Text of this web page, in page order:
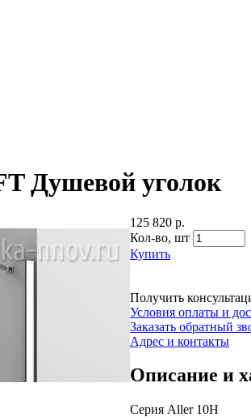
Душевой уголок
125 820 р.
Кол-во, шт
Купить
Получить
Условия оплаты и
Заказать обратный
Адрес и контакты
Описание и
Серия Aller 10H